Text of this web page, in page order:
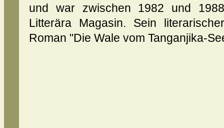
und war zwischen 1982 und
Litterära Magasin. Sein
Roman "Die Wale vom Tanganjika-